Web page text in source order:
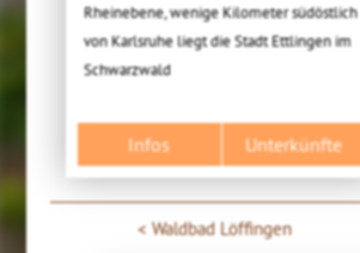
Rheinebene, wenige Kilometer südöstlich
von Karlsruhe liegt die Stadt Ettlingen im
Schwarzwald
Infos Unterkünfte
Waldbad Löffingen